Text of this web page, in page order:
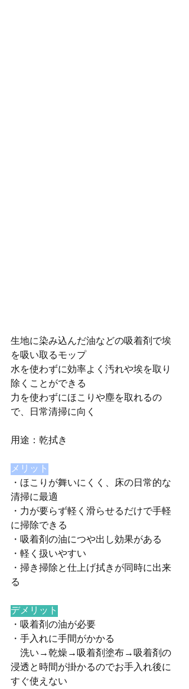
生地に染み込んだ油などの吸着剤で埃
を吸い取るモップ
水を使わずに効率よく汚れや埃を取り
除くことができる
力を使わずにほこりや塵を取れるの
で、日常清掃に向く
用途：乾拭き
メリット
・ほこりが舞いにくく、床の日常的な
清掃に最適
・力が要らず軽く滑らせるだけで手軽
に掃除できる
・吸着剤の油につや出し効果がある
・軽く扱いやすい
・掃き掃除と仕上げ拭きが同時に出来
る
デメリット
・吸着剤の油が必要
・手入れに手間がかかる
洗い→乾燥→吸着剤塗布→吸着剤の
浸透と時間が掛かるのでお手入れ後に
すぐ使えない